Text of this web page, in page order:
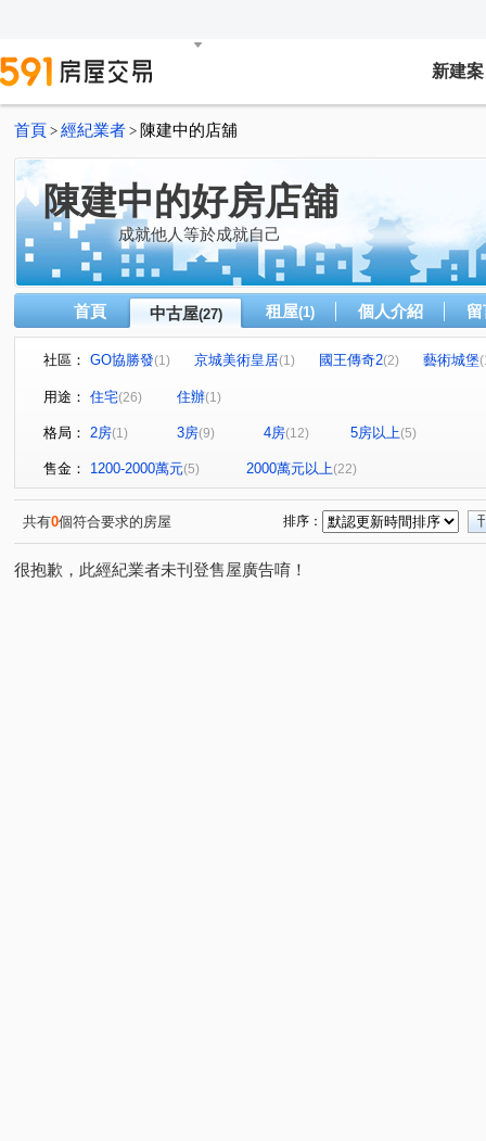
新建案
首頁 > 經紀業者 > 陳建中的店舖
陳建中的好房店舖
成就他人等於成就自己
首頁 中古屋(27) 租屋(1) 個人介紹
社區： GO協勝發(1) 京城美術皇居(1) 國王傳奇2(2) 藝術城堡
美孟成真 築硯
聖山mini 祥城祥城 國王城堡 (1) 漫光蒙梭
美術北五街(1) 美術北三路(2) 富農路(1)
修成街(1) 大連街(1) 名山九街(1) 龍勝路(1)
龍水二
名湖街(1) 文川路 (1) 美術南三路(1)
中
康平街(1) 新南街(1) 自立一路(2) 公正路(1) 龍德路
用途： 住宅(26) 住辦(1)
格局： 2房(1) 3房(9) 4房(12) 5房以上(5)
售金： 1200-2000萬元(5) 2000萬元以上(22)
共有0個符合要求的房屋 排序：
很抱歉，此經紀業者未刊登售屋廣告唷！